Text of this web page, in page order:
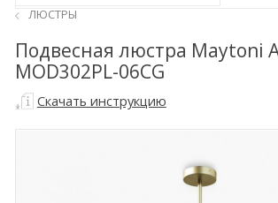
ЛЮСТРЫ
Подвесная люстра Maytoni
MOD302PL-06CG
Скачать инструкцию